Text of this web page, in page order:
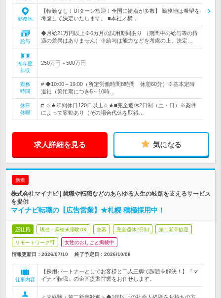
勤務地
【転勤なし！UIターン歓迎！全国に拠点が多数】 勤務地は希望を
考慮して決定いたします。 ■本社／横…
給与
◆月給21万円以上※6カ月の試用期間あり （期間中の給与等の待
遇の差異はありません）※給与は能力などを考慮の上、決定…
初年度
年収
250万円～500万円
勤務
時間
# ◆10:00～19:00（所定労働時間8時間 休憩60分）※基本定時
退社（繁忙期につき5～10時…
休日
休暇
# ☆★年間休日120日以上☆★■完全週休2日制（土・日）※案件
によって変動あり（その場合代休を取得…
求人詳細を見る 気になる
新着
株式会社マイナビ | 就職や転職などのあらゆる人生の岐路を支えるサービス
を提供
マイナビ転職の【広告営業】★札幌 積極採用中！
正社員 職種・業種未経験OK 急募 完全週休2日制 第二新卒歓迎
リモートワーク可 女性のおしごと掲載中
情報更新日：2026/07/10 終了予定日： 2026/10/08
仕事内容
【採用パートナーとしてお客様と二人三脚で課題を解決！】『マ
イナビ転職』の企画提案営業をお任せします。